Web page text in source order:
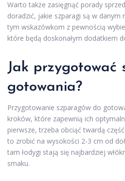
Warto także zasięgnąć porady
doradzić, jakie szparagi są w danym
tym wskazówkom z pewnością
które będą doskonałym dodatkiem
Jak przygotować
gotowania?
Przygotowanie szparagów do
kroków, które zapewnią ich
pierwsze, trzeba obciąć twardą
to zrobić na wysokości 2-3 cm od
tam łodygi stają się najbardziej
smaku.